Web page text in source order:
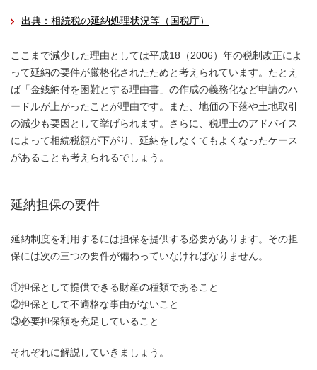
出典：相続税の延納処理状況等（国税庁）
ここまで減少した理由としては平成18（2006）年の税制改正によ
って延納の要件が厳格化されたためと考えられています。たとえ
ば「金銭納付を困難とする理由書」の作成の義務化など申請のハ
ードルが上がったことが理由です。また、地価の下落や土地取引
の減少も要因として挙げられます。さらに、税理士のアドバイス
によって相続税額が下がり、延納をしなくてもよくなったケース
があることも考えられるでしょう。
延納担保の要件
延納制度を利用するには担保を提供する必要があります。その担
保には次の三つの要件が備わっていなければなりません。
①担保として提供できる財産の種類であること
②担保として不適格な事由がないこと
③必要担保額を充足していること
それぞれに解説していきましょう。